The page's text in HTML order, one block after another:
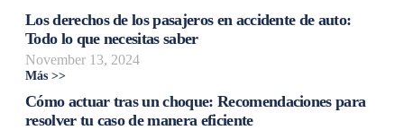
Los derechos de los pasajeros en accidente de auto:
Todo lo que necesitas saber
November 13, 2024
Más >>
Cómo actuar tras un choque: Recomendaciones para
resolver tu caso de manera eficiente